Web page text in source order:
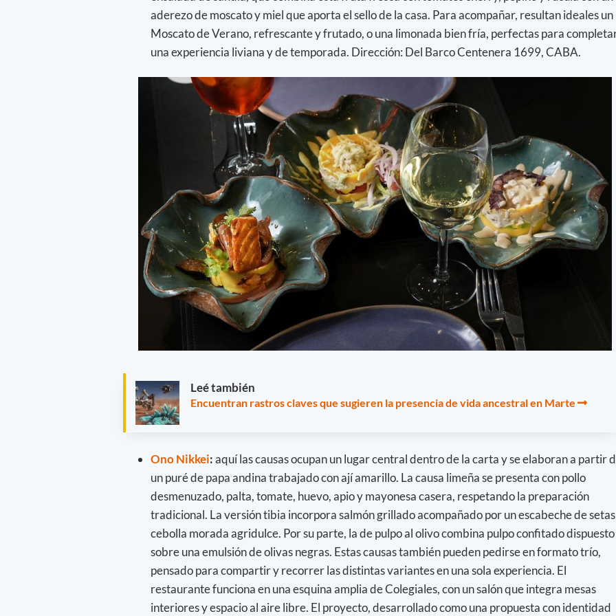
aderezo de moscato y miel que aporta el sello de la casa. Para acompañar, resultan ideales un
Moscato de Verano, refrescante y frutado, o una limonada bien fría, perfectas para
una experiencia liviana y de temporada. Dirección: Del Barco Centenera 1699, CABA.
Leé también
Encuentran rastros claves que sugieren la presencia de vida ancestral en Marte
Ono Nikkei:aquí las causas ocupan un lugar central dentro de la carta y se elaboran a partir
un puré de papa andina trabajado con ají amarillo. La causa limeña se presenta con pollo
desmenuzado, palta, tomate, huevo, apio y mayonesa casera, respetando la preparación
tradicional. La versión tibia incorpora salmón grillado acompañado por un escabeche de
cebolla morada agridulce. Por su parte, la de pulpo al olivo combina pulpo confitado dispuesto
sobre una emulsión de olivas negras. Estas causas también pueden pedirse en formato trío,
pensado para compartir y recorrer las distintas variantes en una sola experiencia. El
restaurante funciona en una esquina amplia de Colegiales, con un salón que integra mesas
interiores y espacio al aire libre. El proyecto, desarrollado como una propuesta con identidad